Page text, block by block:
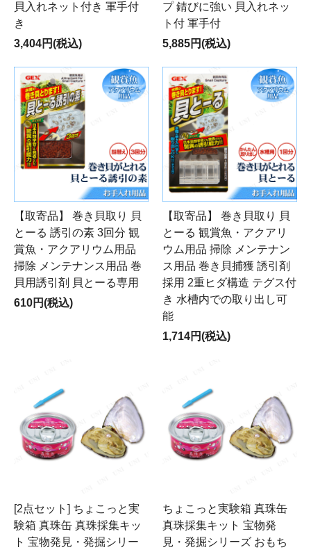
貝入れネット付き 軍手付
き
3,404円(税込)
プ 錆びに強い 貝入れネッ
ト付 軍手付
5,885円(税込)
【取寄品】 巻き貝取り 貝
とーる 誘引の素 3回分 観
賞魚・アクアリウム用品
掃除 メンテナンス用品 巻
貝用誘引剤 貝とーる専用
610円(税込)
【取寄品】 巻き貝取り 貝
とーる 観賞魚・アクアリ
ウム用品 掃除 メンテナン
ス用品 巻き貝捕獲 誘引剤
採用 2重ヒダ構造 テグス付
き 水槽内での取り出し可
能
1,714円(税込)
[2点セット] ちょこっと実
験箱 真珠缶 真珠採集キッ
ト 宝物発見・発掘シリー
ちょこっと実験箱 真珠缶
真珠採集キット 宝物発
見・発掘シリーズ おもち